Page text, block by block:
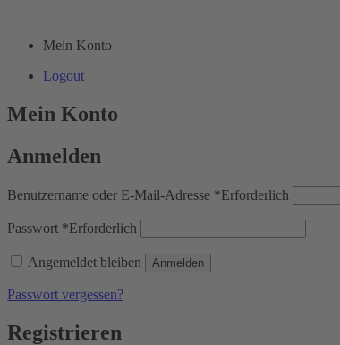
Mein Konto
Logout
Mein Konto
Anmelden
Benutzername oder E-Mail-Adresse *Erforderlich
Passwort *Erforderlich
Angemeldet bleiben Anmelden
Passwort vergessen?
Registrieren